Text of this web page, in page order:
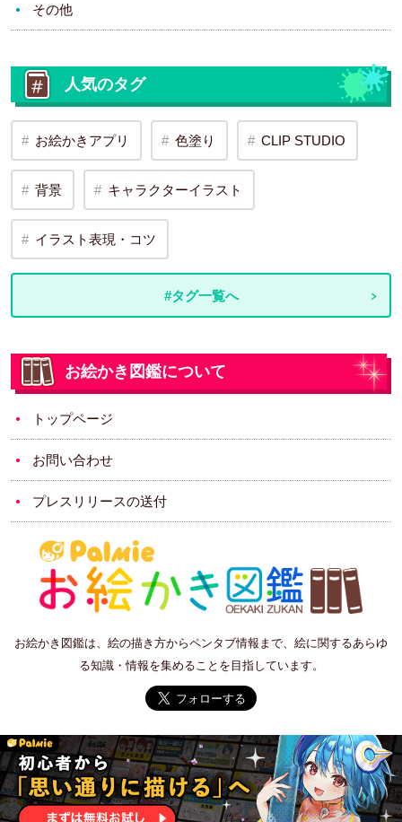
その他
人気のタグ
お絵かきアプリ 色塗り CLIP STUDIO
背景 キャラクターイラスト
イラスト表現・コツ
#タグ一覧へ
お絵かき図鑑について
トップページ
お問い合わせ
プレスリリースの送付
お絵かき図鑑は、絵の描き方からペンタブ情報まで、絵に関するあらゆ
る知識・情報を集めることを目指しています。